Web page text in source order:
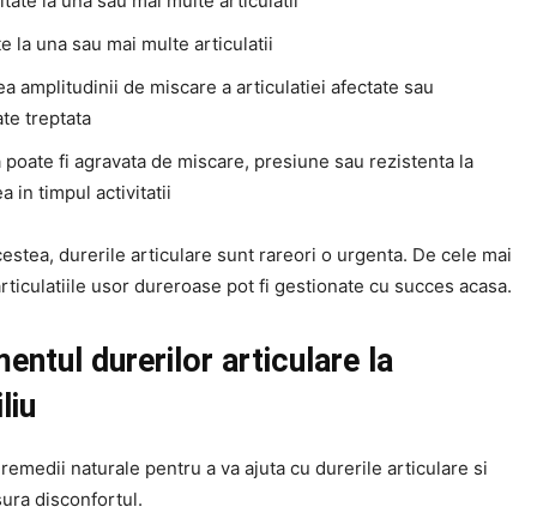
la una sau mai multe articulatii
amplitudinii de miscare a articulatiei afectate sau
treptata
poate fi agravata de miscare, presiune sau rezistenta la
in timpul activitatii
durerile articulare sunt rareori o urgenta. De cele mai
usor dureroase pot fi gestionate cu succes acasa.
durerilor articulare la
naturale pentru a va ajuta cu durerile articulare si
disconfortul.